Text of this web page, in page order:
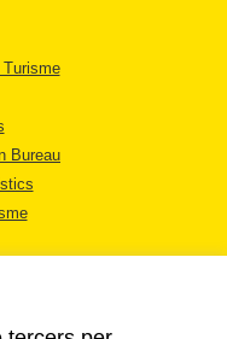
Bureau